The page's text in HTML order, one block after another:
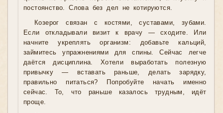
постоянство. Слова без дел не котируются.
Козерог связан с костями, суставами, зубами.
Если откладывали визит к врачу — сходите. Или
начните укреплять организм: добавьте кальций,
займитесь упражнениями для спины. Сейчас легче
даётся дисциплина. Хотели выработать полезную
привычку — вставать раньше, делать зарядку,
правильно питаться? Попробуйте начать именно
сейчас. То, что раньше казалось трудным, идёт
проще.